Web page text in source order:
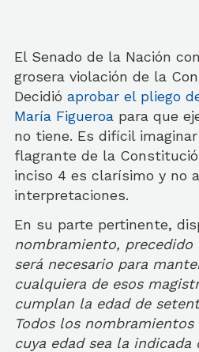
El Senado de la Nación
grosera violación de la
Decidió aprobar el pliego
María Figueroa para que
no tiene. Es difícil
flagrante de la
inciso 4 es clarísimo y no
interpretaciones.
En su parte pertinente,
nombramiento, precedido
será necesario para
cualquiera de esos
cumplan la edad de
Todos los
cuya edad sea la indicada